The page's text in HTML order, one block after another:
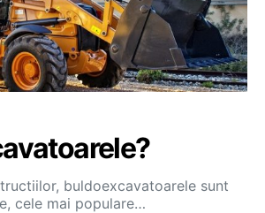
buldoexcavatoarele sunt
cele mai populare…